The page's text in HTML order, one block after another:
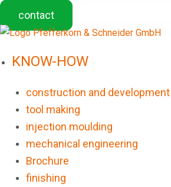
contact
KNOW-HOW
construction and development
tool making
injection moulding
mechanical engineering
Brochure
finishing